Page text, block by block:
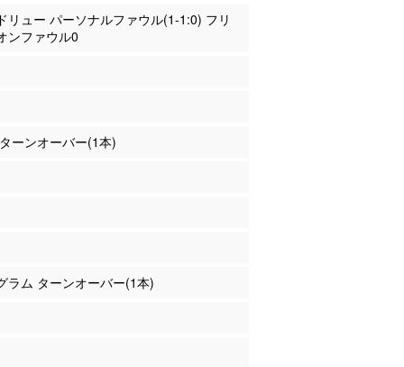
リュー パーソナルファウル(1-1:0) フリ
ンファウル0
ーンオーバー(1本)
ラム ターンオーバー(1本)